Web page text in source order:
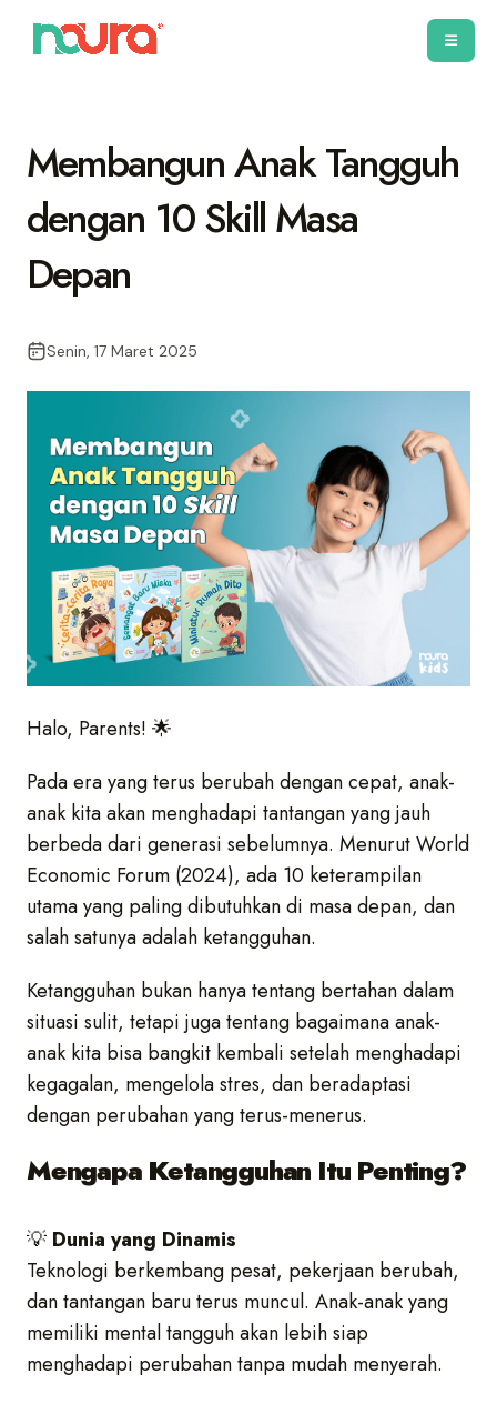
Membangun Anak Tangguh
dengan 10 Skill Masa
Depan
Senin, 17 Maret 2025
Halo, Parents! 🌟
Pada era yang terus berubah dengan cepat, anak-
anak kita akan menghadapi tantangan yang jauh
berbeda dari generasi sebelumnya. Menurut World
Economic Forum (2024), ada 10 keterampilan
utama yang paling dibutuhkan di masa depan, dan
salah satunya adalah ketangguhan.
Ketangguhan bukan hanya tentang bertahan dalam
situasi sulit, tetapi juga tentang bagaimana anak-
anak kita bisa bangkit kembali setelah menghadapi
kegagalan, mengelola stres, dan beradaptasi
dengan perubahan yang terus-menerus.
Mengapa Ketangguhan Itu Penting?
💡 Dunia yang Dinamis
Teknologi berkembang pesat, pekerjaan berubah,
dan tantangan baru terus muncul. Anak-anak yang
memiliki mental tangguh akan lebih siap
menghadapi perubahan tanpa mudah menyerah.